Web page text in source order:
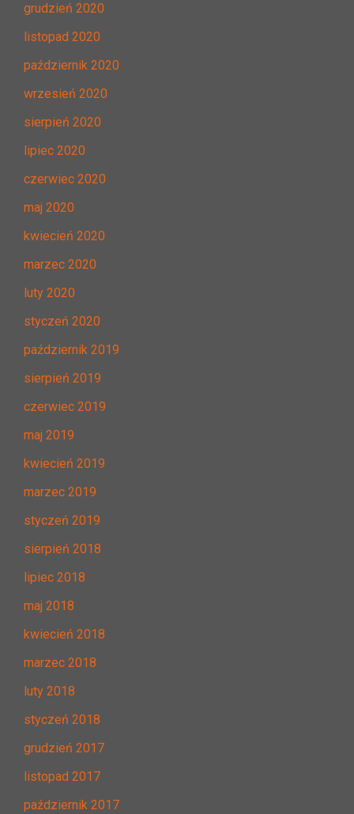
grudzień 2020
listopad 2020
październik 2020
wrzesień 2020
sierpień 2020
lipiec 2020
czerwiec 2020
maj 2020
kwiecień 2020
marzec 2020
luty 2020
styczeń 2020
październik 2019
sierpień 2019
czerwiec 2019
maj 2019
kwiecień 2019
marzec 2019
styczeń 2019
sierpień 2018
lipiec 2018
maj 2018
kwiecień 2018
marzec 2018
luty 2018
styczeń 2018
grudzień 2017
listopad 2017
październik 2017